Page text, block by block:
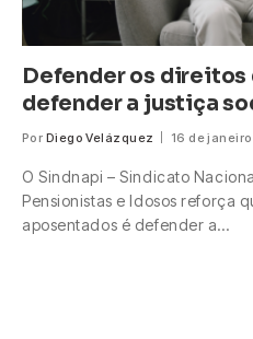
Defender os direitos
defender a justiça
Por Diego Velázquez 16 de
O Sindnapi – Sindicato
Pensionistas e Idosos reforça
aposentados é defender a…